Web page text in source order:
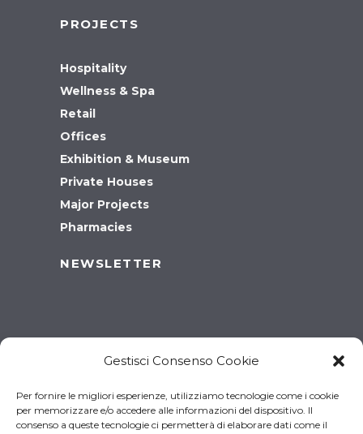
Gestisci Consenso Cookie
Per fornire le migliori esperienze, utilizziamo tecnologie come i cookie
per memorizzare e/o accedere alle informazioni del dispositivo. Il
consenso a queste tecnologie ci permetterà di elaborare dati come il
PROJECTS
Hospitality
Wellness & Spa
Retail
Offices
Exhibition & Museum
Private Houses
Major Projects
Pharmacies
NEWSLETTER